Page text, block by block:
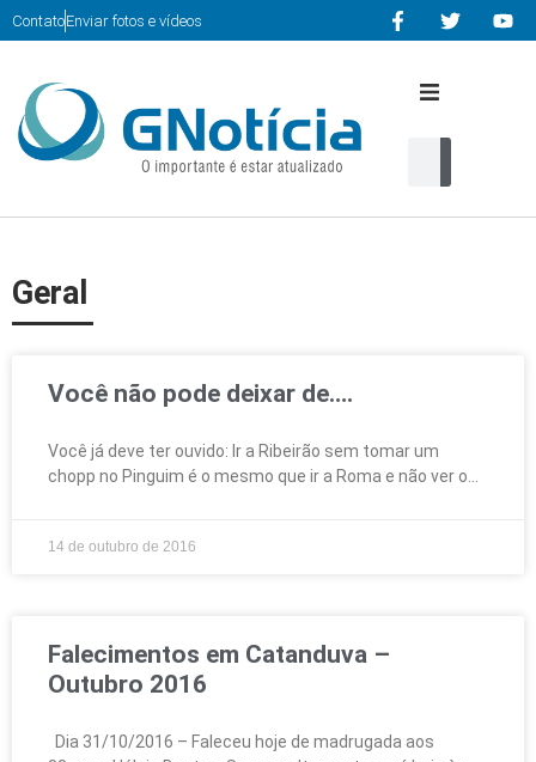
ContatoEnviar fotos e vídeos
Início
Editorias
Contato
Geral
Você não pode deixar de….
Você já deve ter ouvido: Ir a Ribeirão sem tomar um
chopp no Pinguim é o mesmo que ir a Roma e não ver o
14 de outubro de 2016
Falecimentos em Catanduva –
Outubro 2016
Dia 31/10/2016 – Faleceu hoje de madrugada aos